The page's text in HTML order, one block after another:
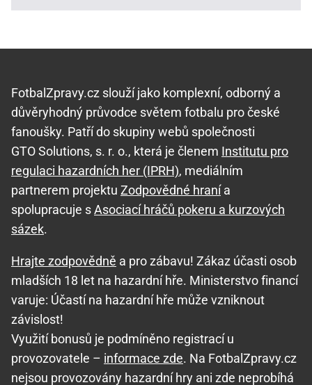
FotbalZpravy.cz slouží jako komplexní, odborný a
důvěryhodný průvodce světem fotbalu pro české
fanoušky. Patří do skupiny webů společnosti
GTO Solutions, s. r. o., která je členem Institutu pro
regulaci hazardních her (IPRH), mediálním
partnerem projektu Zodpovědné hranía
spolupracuje sAsociací hráčů pokeru a kurzových
sázek.
Hrajte zodpovědně a pro zábavu! Zákaz účasti osob
mladších 18 let na hazardní hře. Ministerstvo financí
varuje: Účastí na hazardní hře může vzniknout
závislost!
Využití bonusů je podmíněno registrací u
provozovatele – informace zde. Na FotbalZpravy.cz
nejsou provozovány hazardní hry ani zde neprobíhá